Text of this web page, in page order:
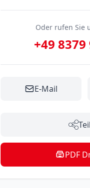
Oder rufen Sie
+49
E-Mail
PDF